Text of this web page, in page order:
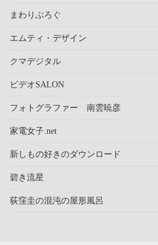
まわりぶろぐ
エムティ・デザイン
クマデジタル
ビデオSALON
フォトグラファー 南雲暁彦
家電女子.net
新しもの好きのダウンロード
碧き流星
荻窪圭の混沌の屋形風呂